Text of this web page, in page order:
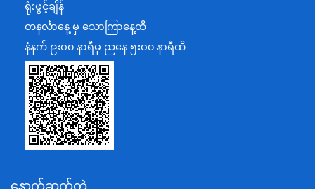
အပြည်ပြည်ဆိုင်ရာပူးပေါင်းဆောင်ရွက်ရေးဝန်ကြီးဌာန
ပြန်ကြားရေးဝန်ကြီးဌာန
သာသနာရေးနှင့် ယဉ်ကျေးမှုဝန်ကြီးဌာန
စိုက်ပျိုးရေး၊မွေးမြူရေးနှင့်ဆည်မြောင်းဝန်ကြီးဌာန
ပို့ဆောင်ရေးနှင့်ဆက်သွယ်ရေးဝန်ကြီးဌာန
သယံဇာတနှင့်ပတ်ဝန်းကျင်ထိန်းသိမ်းရေးဝန်ကြီးဌာန
ရုံးဖွင့်ချိန်
တနင်္လာနေ့ မှ သောကြာနေ့ထိ
နံနက် ၉းဝ၀ နာရီမှ ညနေ ၅းဝ၀ နာရီထိ